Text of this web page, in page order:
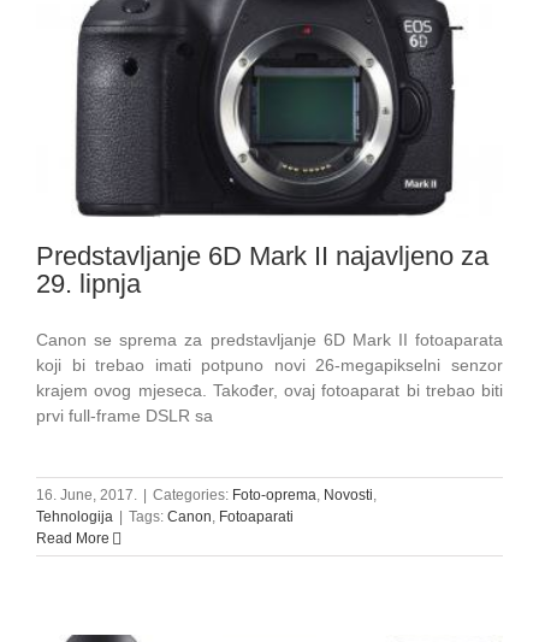
Predstavljanje 6D Mark II najavljeno za
29. lipnja
Canon se sprema za predstavljanje 6D Mark II fotoaparata
koji bi trebao imati potpuno novi 26-megapikselni senzor
krajem ovog mjeseca. Također, ovaj fotoaparat bi trebao biti
prvi full-frame DSLR sa
16. June, 2017. | Categories: Foto-oprema Novosti
Tehnologija | Tags: Canon Fotoaparati
Read More